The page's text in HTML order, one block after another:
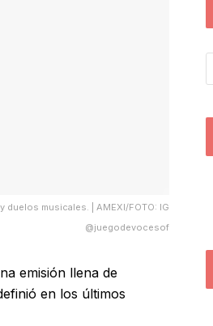
musicales. | AMEXI/FOTO: IG
@juegodevocesof
emisión llena de
en los últimos